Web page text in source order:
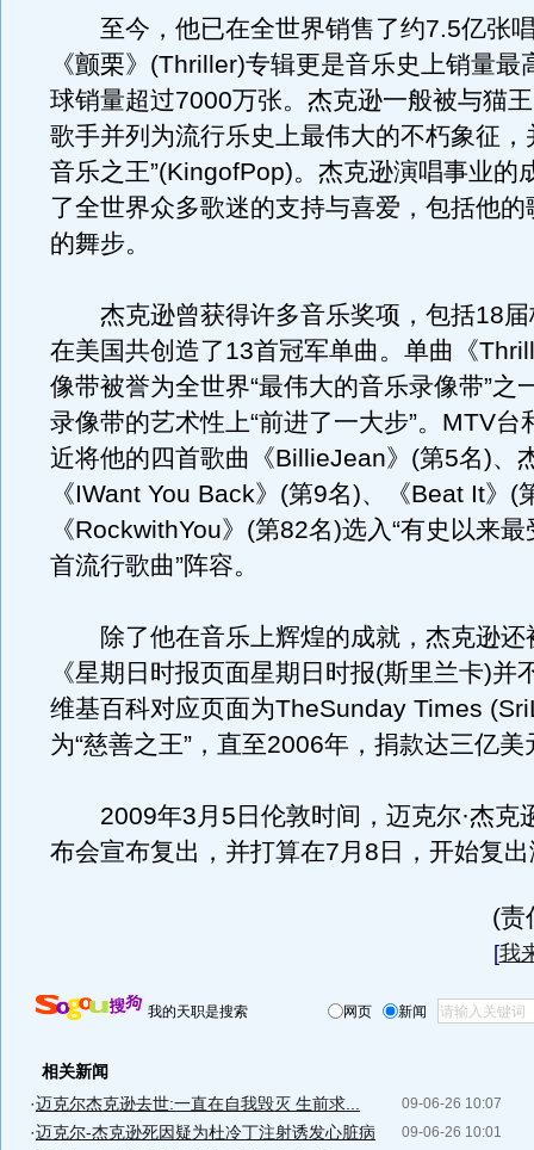
至今，他已在全世界销售了约7.5亿张
《颤栗》(Thriller)专辑更是音乐史上销量最
球销量超过7000万张。杰克逊一般被与猫
歌手并列为流行乐史上最伟大的不朽象征，
音乐之王”(KingofPop)。杰克逊演唱事业的
了全世界众多歌迷的支持与喜爱，包括他的
的舞步。
杰克逊曾获得许多音乐奖项，包括18届
在美国共创造了13首冠军单曲。单曲《
像带被誉为全世界“最伟大的音乐录像带”之
录像带的艺术性上“前进了一大步”。MTV台
近将他的四首歌曲《BillieJean》(第5名)、
《IWant You Back》(第9名)、《Beat It》(
《RockwithYou》(第82名)选入“有史以来
首流行歌曲”阵容。
除了他在音乐上辉煌的成就，杰克逊还
《星期日时报页面星期日时报(斯里兰卡)并
维基百科对应页面为TheSunday Times
为“慈善之王”，直至2006年，捐款达三亿美
2009年3月5日伦敦时间，迈克尔·杰克
布会宣布复出，并打算在7月8日，开始复
(责
[我
我的天职是搜索 网页 新闻
相关新闻
09-06-26 10:07
·迈克尔杰克逊去世:一直在自我毁灭 生前求...
09-06-26 10:01
·迈克尔-杰克逊死因疑为杜冷丁注射诱发心脏病